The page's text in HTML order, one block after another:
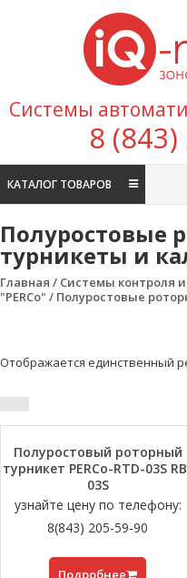
Перейти к содержимому
Системы
8
КАТАЛОГ ТОВАРОВ
Полуростовые
турникеты и
Главная / Системы контроля
"PERCo" / Полуростовые
Отображается единственный
Полуростовый роторный
турникет PERCo-RTD-03S
03S
узнайте цену по телефону:
8(843) 205-59-90
Подробнее